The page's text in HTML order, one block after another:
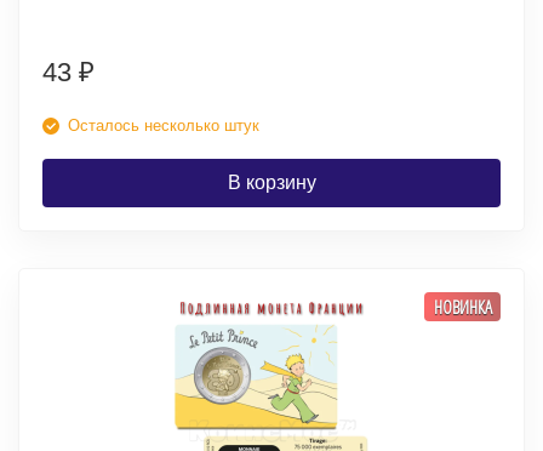
43 ₽
Осталось несколько штук
В корзину
НОВИНКА